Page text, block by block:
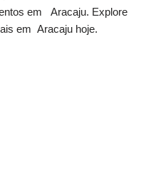
em Aracaju. Explore
em Aracaju hoje.